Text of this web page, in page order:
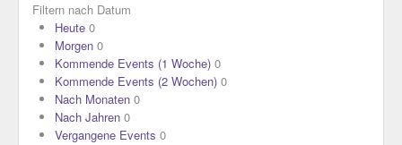
Filtern nach Datum
Heute 0
Morgen 0
Kommende Events (1 Woche) 0
Kommende Events (2 Wochen) 0
Nach Monaten 0
Nach Jahren 0
Vergangene Events 0